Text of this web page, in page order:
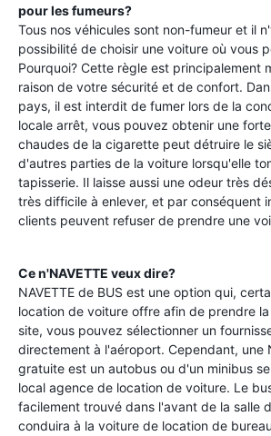
pour les fumeurs?
Tous nos véhicules sont non-fumeur et il
possibilité de choisir une voiture où vous
Pourquoi? Cette règle est principalement
raison de votre sécurité et de confort.
pays, il est interdit de fumer lors de la
locale arrêt, vous pouvez obtenir une
chaudes de la cigarette peut détruire le
d'autres parties de la voiture lorsqu'elle
tapisserie. Il laisse aussi une odeur très
très difficile à enlever, et par conséquent
clients peuvent refuser de prendre une
Ce n'NAVETTE veux dire?
NAVETTE de BUS est une option qui,
location de voiture offre afin de prendre
site, vous pouvez sélectionner un
directement à l'aéroport. Cependant, une
gratuite est un autobus ou d'un minibus
local agence de location de voiture. Le
facilement trouvé dans l'avant de la salle
conduira à la voiture de location de